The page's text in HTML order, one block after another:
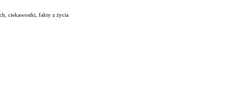
ciekawostki, fakty z życia